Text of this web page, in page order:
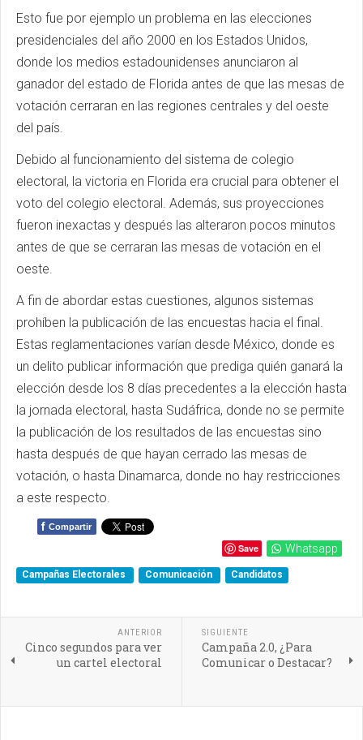
Esto fue por ejemplo un problema en las elecciones
presidenciales del año 2000 en los Estados Unidos,
donde los medios estadounidenses anunciaron al
ganador del estado de Florida antes de que las mesas de
votación cerraran en las regiones centrales y del oeste
del país.
Debido al funcionamiento del sistema de colegio
electoral, la victoria en Florida era crucial para obtener el
voto del colegio electoral. Además, sus proyecciones
fueron inexactas y después las alteraron pocos minutos
antes de que se cerraran las mesas de votación en el
oeste.
A fin de abordar estas cuestiones, algunos sistemas
prohíben la publicación de las encuestas hacia el final.
Estas reglamentaciones varían desde México, donde es
un delito publicar información que prediga quién ganará la
elección desde los 8 días precedentes a la elección hasta
la jornada electoral, hasta Sudáfrica, donde no se permite
la publicación de los resultados de las encuestas sino
hasta después de que hayan cerrado las mesas de
votación, o hasta Dinamarca, donde no hay restricciones
a este respecto.
f Compartir
Save Whatsapp
Campañas Electorales Comunicación Candidatos
ANTERIOR
Cinco segundos para ver
un cartel electoral
SIGUIENTE
Campaña 2.0, ¿Para
Comunicar o Destacar?